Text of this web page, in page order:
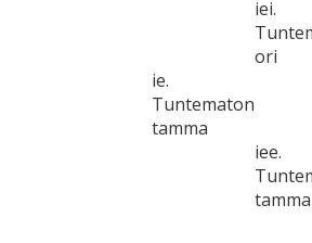
ie.
Tuntematon
tamma
iei.
ori
iee.
tamma